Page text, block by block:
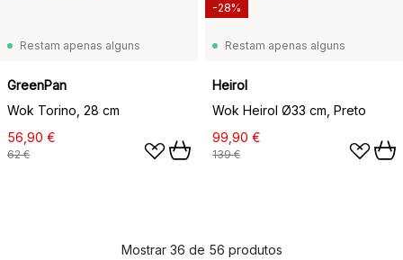
Restam apenas alguns
GreenPan
Wok Torino, 28 cm
56,90 €
62 €
Restam apenas alguns
Heirol
Wok Heirol Ø33 cm, Preto
99,90 €
139 €
-28%
Mostrar 36 de 56 produtos